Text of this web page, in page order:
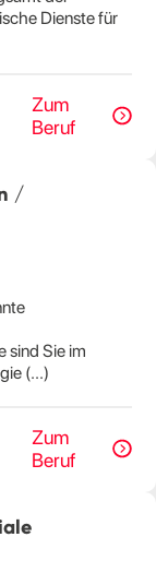
Dienste für
Zum
Beruf
/
sind Sie im
(...)
Zum
Beruf